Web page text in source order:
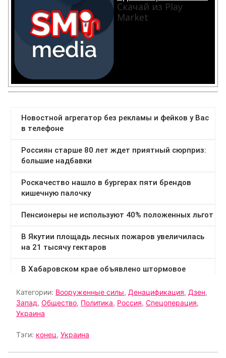
Скачай из Play
Market
Категории: Вооруженные силы, Денацификация, Дзен,
Запад, Общество, Политика, Россия, Спецоперация,
Украина
Тэги: конец, Украина